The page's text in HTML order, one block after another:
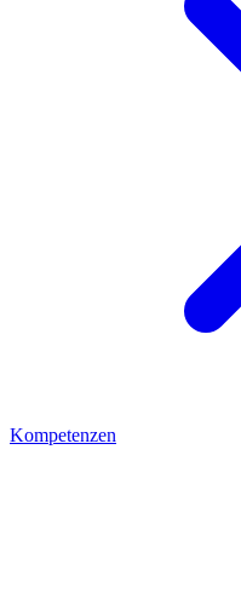
Kompetenzen